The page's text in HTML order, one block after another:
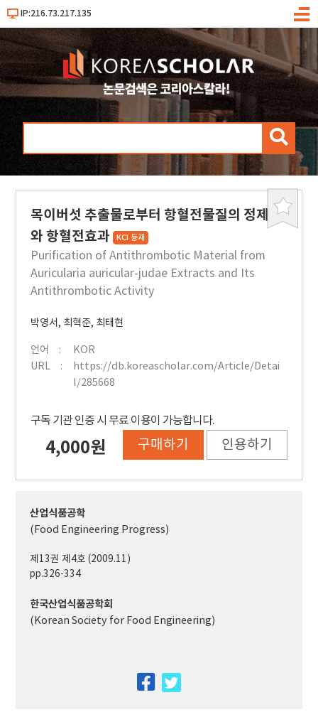
IP:216.73.217.135
메
검
북
목이버섯 추출물로부터 항혈전물질의 정제
와 항혈전효과 KCI 등재
Purification of Antithrombotic Material from
Auricularia auricular-judae Extracts and Its
Antithrombotic Activity
박영서, 최혁준, 최태현
언어
KOR
URL
https://db.koreascholar.com/Article/Detai
l/285668
구독 기관 인증 시 무료 이용이 가능합니다.
4,000원 구매하기 인용하기
산업식품공학
(Food Engineering Progress)
제13권 제4호 (2009.11)
pp.326-334
한국산업식품공학회
(Korean Society for Food Engineering)
facebook